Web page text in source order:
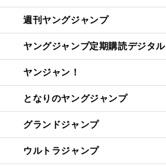
週刊ヤングジャンプ
ヤングジャンプ定期購読デジタル
ヤンジャン！
となりのヤングジャンプ
グランドジャンプ
ウルトラジャンプ